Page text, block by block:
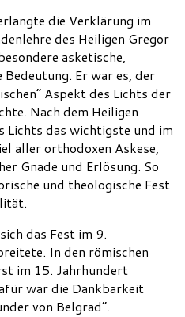
die Verklärung im
des Heiligen Gregor
asketische,
Er war es, der
Aspekt des Lichts der
Nach dem Heiligen
Lichts das wichtigste und im
aller orthodoxen Askese,
Gnade und Erlösung. So
und theologische Fest
das Fest im 9.
In den römischen
im 15. Jahrhundert
war die Dankbarkeit
von Belgrad“.